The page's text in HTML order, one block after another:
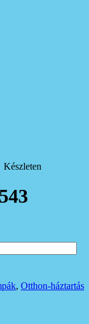
Készleten
, Otthon-háztartás